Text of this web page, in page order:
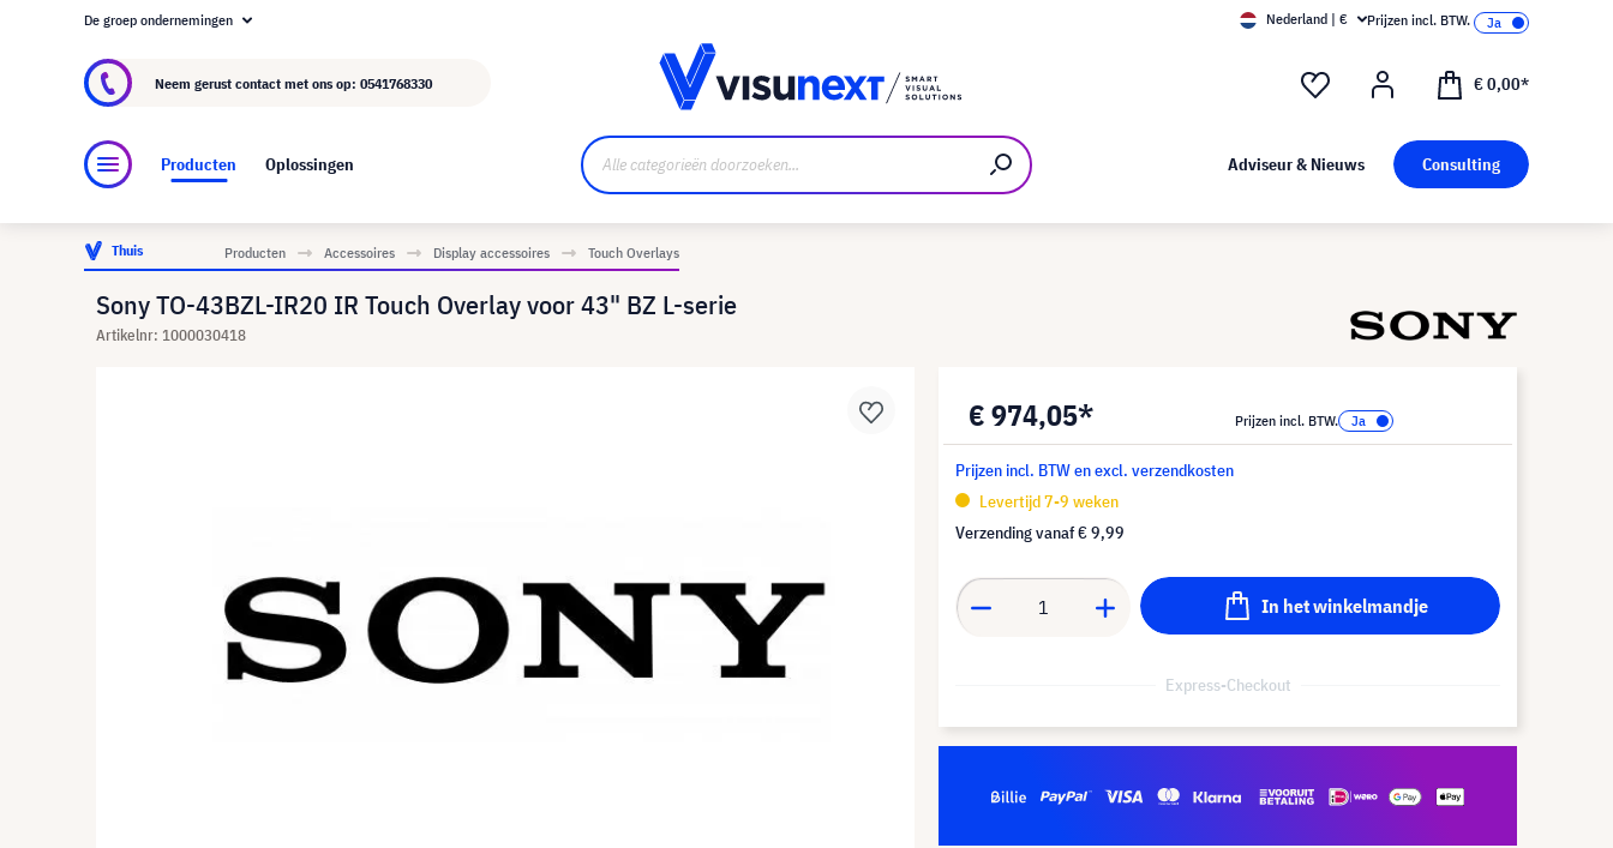
Over visunext.nl
De groep ondernemingen Nederland | € Prijzen incl. BTW.
Neem gerust contact met ons op: 0541768330 € 0,00*
Producten Oplossingen Adviseur & Nieuws Consulting
Thuis Producten Accessoires Display accessoires Touch Overlays
Sony TO-43BZL-IR20 IR Touch Overlay voor 43" BZ L-serie
Artikelnr: 1000030418
€ 974,05* Prijzen incl. BTW.
Prijzen incl. BTW en excl. verzendkosten
Levertijd 7-9 weken
Verzending vanaf€ 9,99
In het winkelmandje
Express-Checkout